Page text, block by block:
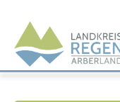
Landkreis
Regen